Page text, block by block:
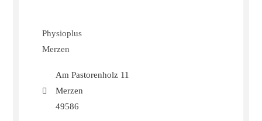
Physioplus
Merzen
Am Pastorenholz 11
Merzen
49586